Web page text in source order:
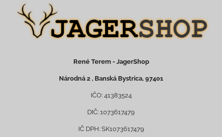
René Terem - JagerShop
Národná 2 , Banská Bystrica, 97401
IČO: 41383524
DIČ: 1073617479
IČ DPH: SK1073617479